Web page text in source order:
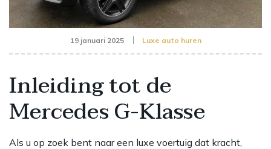
19 januari 2025 Luxe auto huren
Inleiding tot de
Mercedes G-Klasse
Als u op zoek bent naar een luxe voertuig dat kracht,